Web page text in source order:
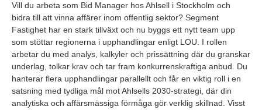
Vill du arbeta som Bid Manager hos Ahlsell i Stockholm och
bidra till att vinna affärer inom offentlig sektor? Segment
Fastighet har en stark tillväxt och nu byggs ett nytt team upp
som stöttar regionerna i upphandlingar enligt LOU. I rollen
arbetar du med analys, kalkyler och prissättning där du granskar
underlag, tolkar krav och tar fram konkurrenskraftiga anbud. Du
hanterar flera upphandlingar parallellt och får en viktig roll i en
satsning med tydliga mål mot Ahlsells 2030-strategi, där din
analytiska och affärsmässiga förmåga gör verklig skillnad. Visst